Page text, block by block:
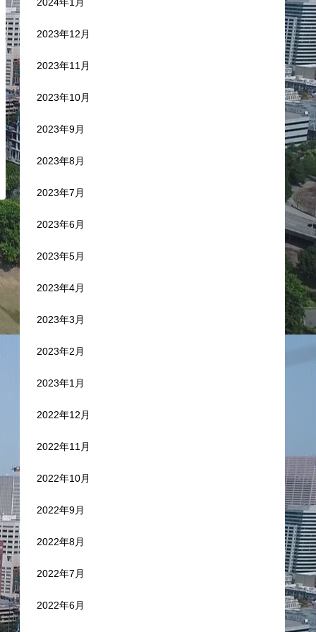
2023年12月
2023年11月
2023年10月
2023年9月
2023年8月
2023年7月
2023年6月
2023年5月
2023年4月
2023年3月
2023年2月
2023年1月
2022年12月
2022年11月
2022年10月
2022年9月
2022年8月
2022年7月
2022年6月